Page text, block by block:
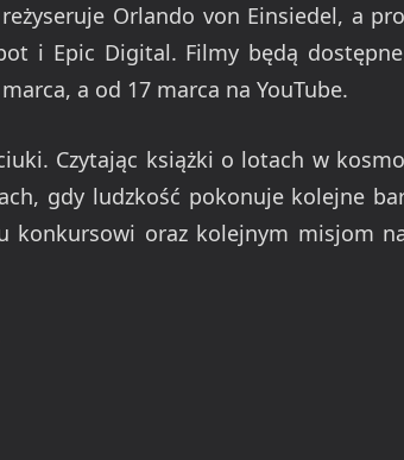
Orlando von Einsiedel, a
i Epic Digital. Filmy będą
a od 17 marca na YouTube.
Czytając książki o lotach w
gdy ludzkość pokonuje kolejne
konkursowi oraz kolejnym misjom